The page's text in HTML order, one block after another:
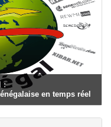
:
en temps réel